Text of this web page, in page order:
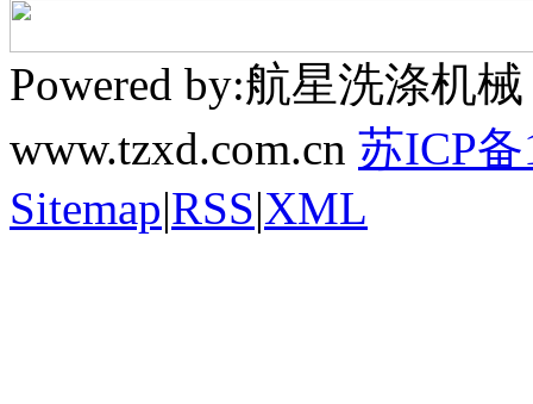
Powered by:航星洗涤机
www.tzxd.com.cn 苏ICP
Sitemap|RSS|XML